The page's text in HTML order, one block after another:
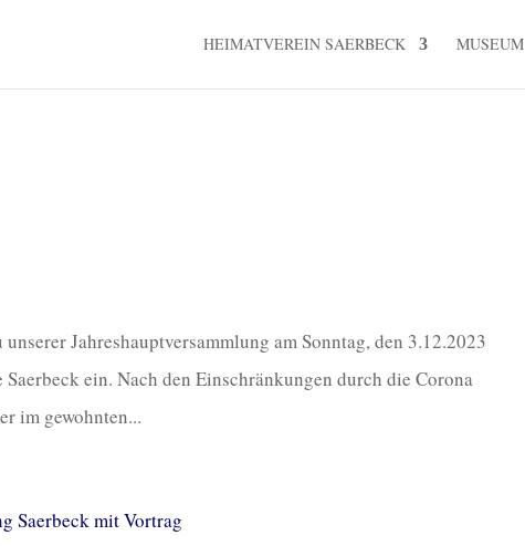
HEIMATVEREIN SAERBECK MUSEUM
Jahreshauptversammlung am Sonntag, den 3.12.2023
ein. Nach den Einschränkungen durch die Corona
im gewohnten...